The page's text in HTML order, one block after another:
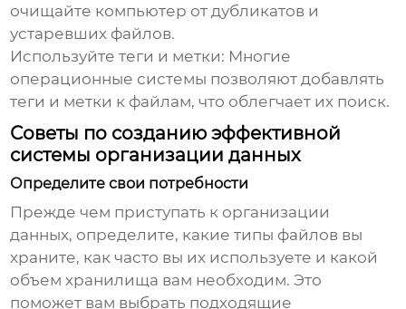
очищайте компьютер от дубликатов и
устаревших файлов.
Используйте теги и метки: Многие
операционные системы позволяют добавлять
теги и метки к файлам, что облегчает их поиск.
Советы по созданию эффективной
системы организации данных
Определите свои потребности
Прежде чем приступать к организации
данных, определите, какие типы файлов вы
храните, как часто вы их используете и какой
объем хранилища вам необходим. Это
поможет вам выбрать подходящие